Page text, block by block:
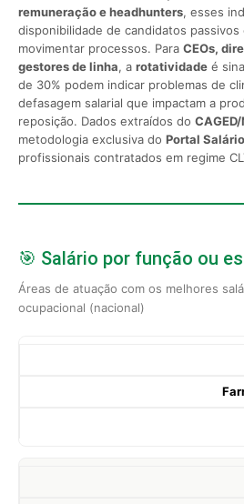
remuneração e headhunters, esses
disponibilidade de candidatos passivos
movimentar processos. Para CEOs,
gestores de linha, a rotatividade é
de 30% podem indicar problemas de
defasagem salarial que impactam a
reposição. Dados extraídos do
metodologia exclusiva do Portal Salário
profissionais contratados em regime
🎯 Salário por função ou
Áreas de atuação com os melhores
ocupacional (nacional)